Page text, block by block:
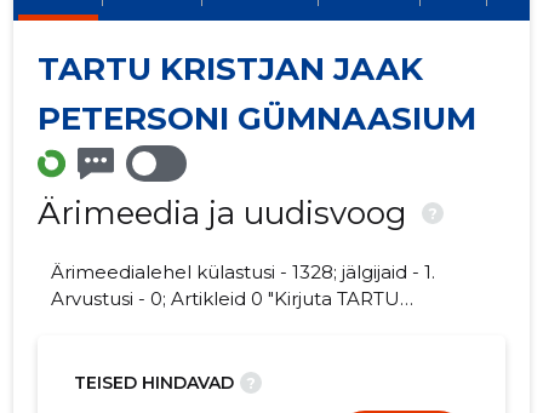
TARTU KRISTJAN JAAK
PETERSONI GÜMNAASIUM
Ärimeedia ja uudisvoog ?
Ärimeedialehel külastusi - 1328; jälgijaid - 1.
Arvustusi - 0; Artikleid 0 "Kirjuta TARTU
TEISED HINDAVAD ?